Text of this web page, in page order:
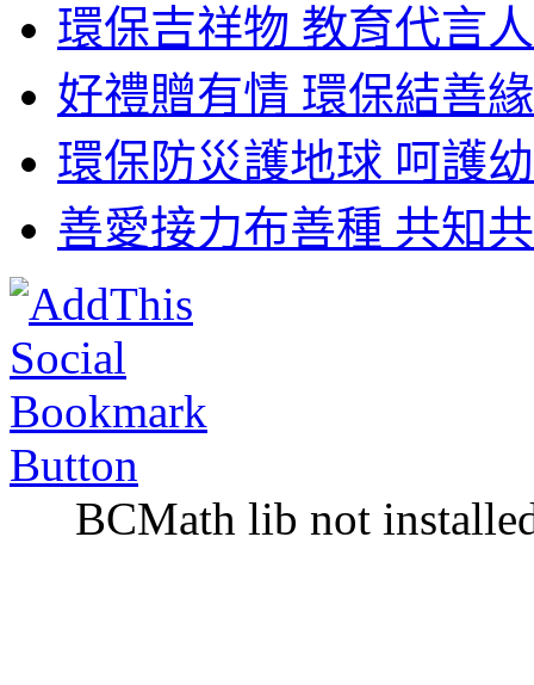
環保吉祥物 教育代言
好禮贈有情 環保結善
環保防災護地球 呵護
善愛接力布善種 共知
BCMath lib not